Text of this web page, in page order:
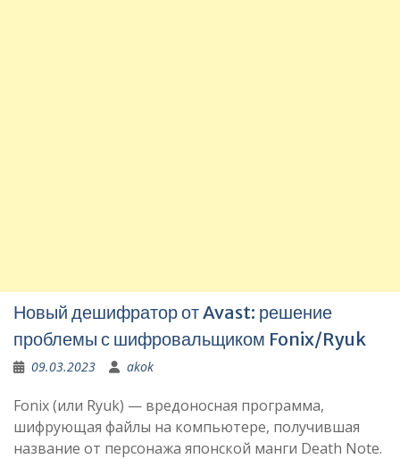
Новый дешифратор от Avast: решение
проблемы с шифровальщиком Fonix/Ryuk
09.03.2023 akok
Fonix (или Ryuk) — вредоносная программа,
шифрующая файлы на компьютере, получившая
название от персонажа японской манги Death Note.